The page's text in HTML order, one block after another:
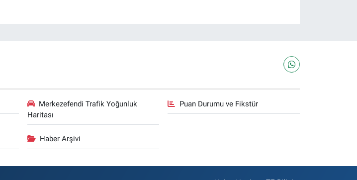
Merkezefendi Trafik Yoğunluk
Haritası
Puan Durumu ve Fikstür
Haber Arşivi